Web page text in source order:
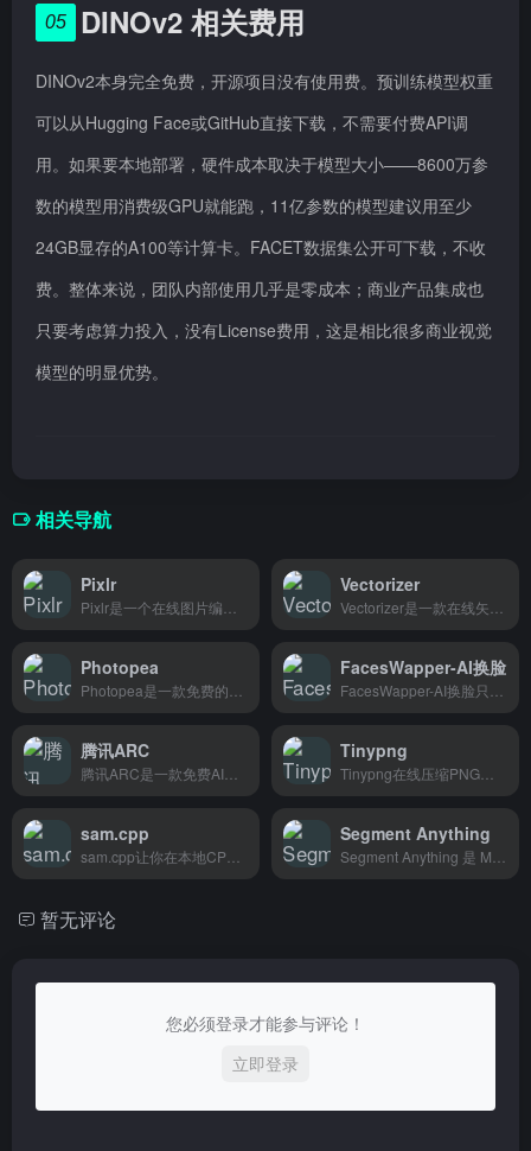
05 DINOv2 相关费用
DINOv2本身完全免费，开源项目没有使用费。预训练模型权重
可以从Hugging Face或GitHub直接下载，不需要付费API调
用。如果要本地部署，硬件成本取决于模型大小——8600万参
数的模型用消费级GPU就能跑，11亿参数的模型建议用至少
24GB显存的A100等计算卡。FACET数据集公开可下载，不收
费。整体来说，团队内部使用几乎是零成本；商业产品集成也
只要考虑算力投入，没有License费用，这是相比很多商业视觉
模型的明显优势。
相关导航
Pixlr Vectorizer
Photopea FacesWapper-AI换脸
腾讯ARC Tinypng
sam.cpp Segment Anything
暂无评论
您必须登录才能参与评论！
立即登录